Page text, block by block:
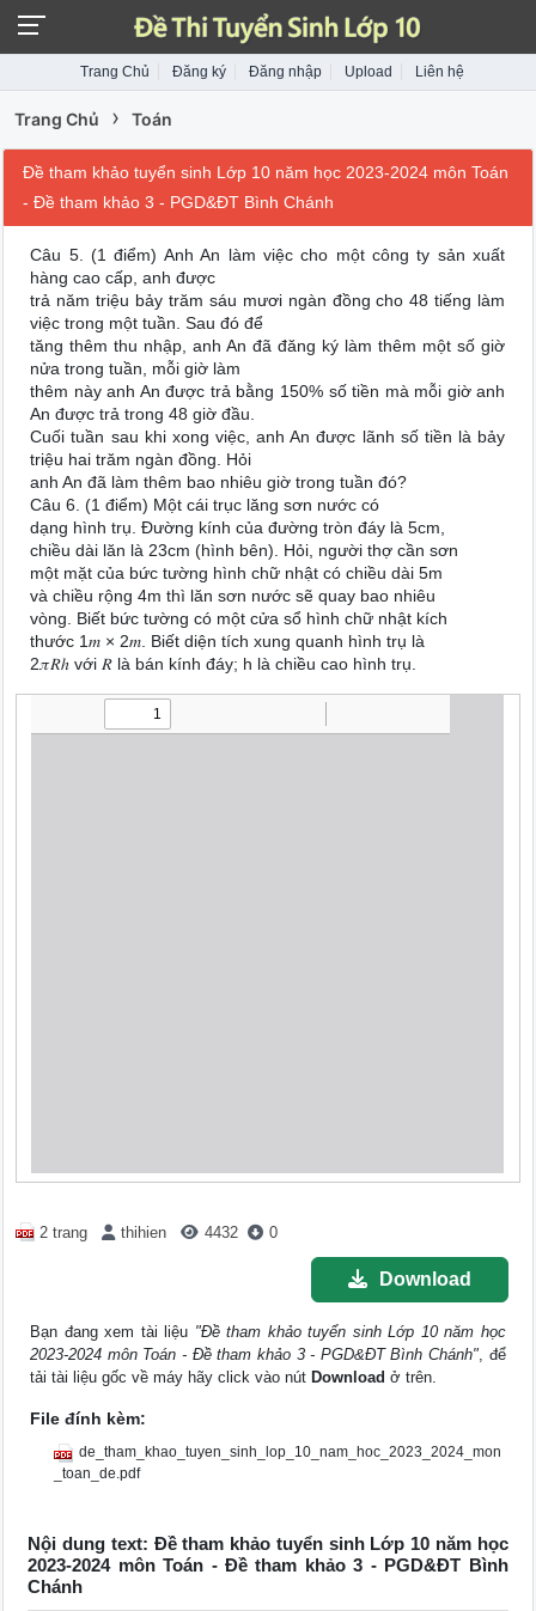
Trang Chủ Đăng ký Đăng nhập Upload Liên hệ
Trang Chủ › Toán
Đề tham khảo tuyển sinh Lớp 10 năm học 2023-2024 môn Toán
- Đề tham khảo 3 - PGD&ĐT Bình Chánh
Câu 5. (1 điểm) Anh An làm việc cho một công ty sản xuất
hàng cao cấp, anh được
trả năm triệu bảy trăm sáu mươi ngàn đồng cho 48 tiếng làm
việc trong một tuần. Sau đó để
tăng thêm thu nhập, anh An đã đăng ký làm thêm một số giờ
nửa trong tuần, mỗi giờ làm
thêm này anh An được trả bằng 150% số tiền mà mỗi giờ anh
An được trả trong 48 giờ đầu.
Cuối tuần sau khi xong việc, anh An được lãnh số tiền là bảy
triệu hai trăm ngàn đồng. Hỏi
anh An đã làm thêm bao nhiêu giờ trong tuần đó?
Câu 6. (1 điểm) Một cái trục lăng sơn nước có
dạng hình trụ. Đường kính của đường tròn đáy là 5cm,
chiều dài lăn là 23cm (hình bên). Hỏi, người thợ cần sơn
một mặt của bức tường hình chữ nhật có chiều dài 5m
và chiều rộng 4m thì lăn sơn nước sẽ quay bao nhiêu
vòng. Biết bức tường có một cửa sổ hình chữ nhật kích
thước 1𝑚 × 2𝑚. Biết diện tích xung quanh hình trụ là
2𝜋𝑅ℎ với 𝑅 là bán kính đáy; h là chiều cao hình trụ.
2 trang thihien 4432 0
Download
Bạn đang xem tài liệu "Đề tham khảo tuyển sinh Lớp 10 năm học
2023-2024 môn Toán - Đề tham khảo 3 - PGD&ĐT Bình Chánh", để
tải tài liệu gốc về máy hãy click vào nút Download ở trên.
File đính kèm:
de_tham_khao_tuyen_sinh_lop_10_nam_hoc_2023_2024_mon
_toan_de.pdf
Nội dung text: Đề tham khảo tuyển sinh Lớp 10 năm học
2023-2024 môn Toán - Đề tham khảo 3 - PGD&ĐT Bình
Chánh